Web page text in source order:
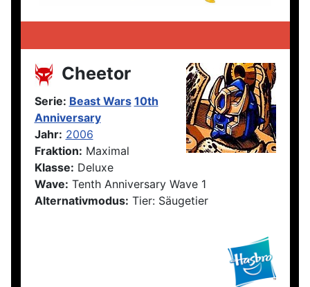
Cheetor
Serie: Beast Wars 10th
Anniversary
Jahr: 2006
Fraktion: Maximal
Klasse: Deluxe
Wave: Tenth Anniversary Wave 1
Alternativmodus: Tier: Säugetier